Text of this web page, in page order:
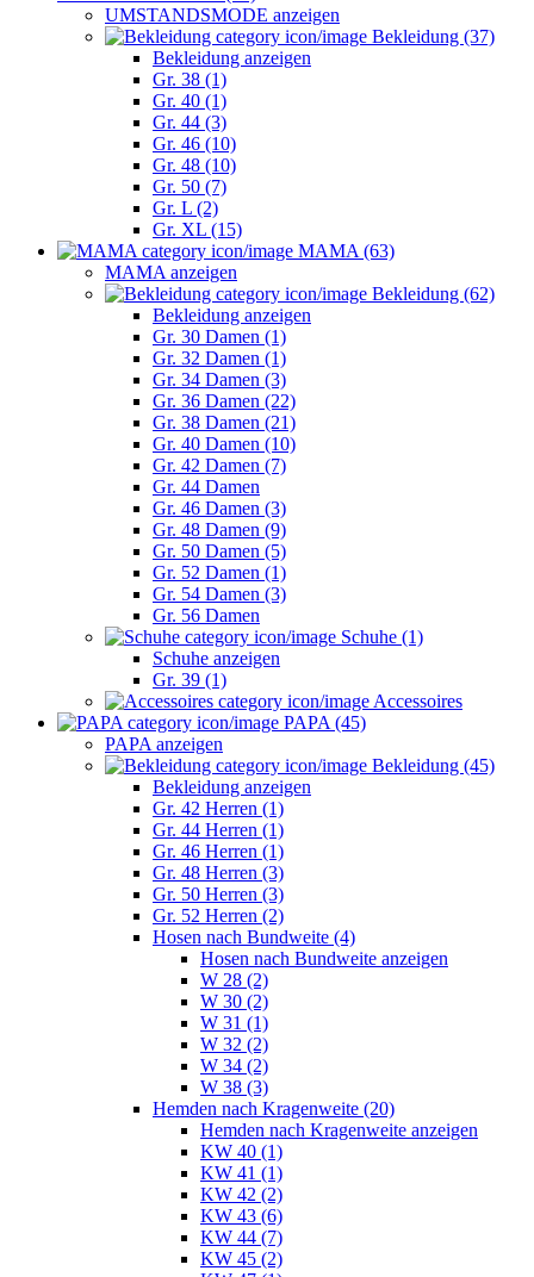
UMSTANDSMODE anzeigen
Bekleidung (37)
Bekleidung anzeigen
Gr. 38 (1)
Gr. 40 (1)
Gr. 44 (3)
Gr. 46 (10)
Gr. 48 (10)
Gr. 50 (7)
Gr. L (2)
Gr. XL (15)
MAMA (63)
MAMA anzeigen
Bekleidung (62)
Bekleidung anzeigen
Gr. 30 Damen (1)
Gr. 32 Damen (1)
Gr. 34 Damen (3)
Gr. 36 Damen (22)
Gr. 38 Damen (21)
Gr. 40 Damen (10)
Gr. 42 Damen (7)
Gr. 44 Damen
Gr. 46 Damen (3)
Gr. 48 Damen (9)
Gr. 50 Damen (5)
Gr. 52 Damen (1)
Gr. 54 Damen (3)
Gr. 56 Damen
Schuhe (1)
Schuhe anzeigen
Gr. 39 (1)
Accessoires
PAPA (45)
PAPA anzeigen
Bekleidung (45)
Bekleidung anzeigen
Gr. 42 Herren (1)
Gr. 44 Herren (1)
Gr. 46 Herren (1)
Gr. 48 Herren (3)
Gr. 50 Herren (3)
Gr. 52 Herren (2)
Hosen nach Bundweite (4)
Hosen nach Bundweite anzeigen
W 28 (2)
W 30 (2)
W 31 (1)
W 32 (2)
W 34 (2)
W 38 (3)
Hemden nach Kragenweite (20)
Hemden nach Kragenweite anzeigen
KW 40 (1)
KW 41 (1)
KW 42 (2)
KW 43 (6)
KW 44 (7)
KW 45 (2)